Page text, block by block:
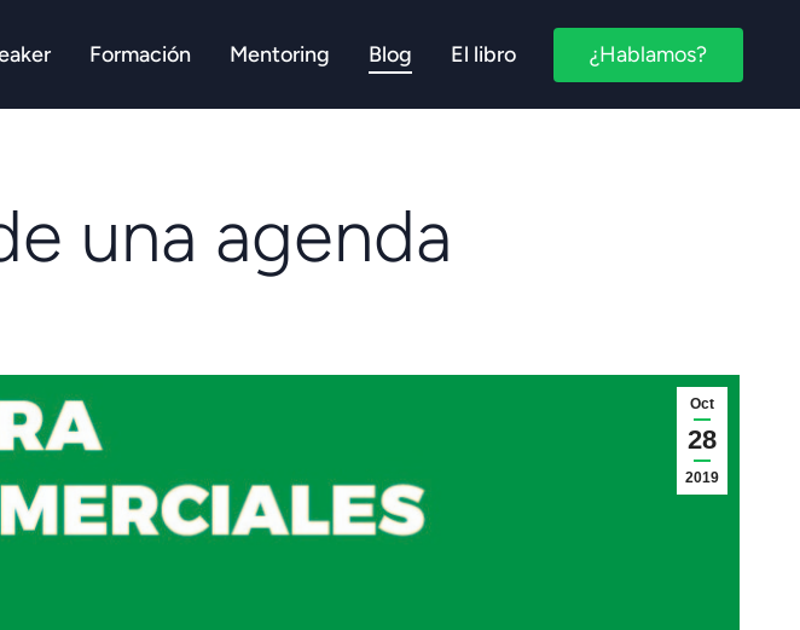
Formación Mentoring Blog El libro ¿Hablamos?
una agenda
Oct
28
2019